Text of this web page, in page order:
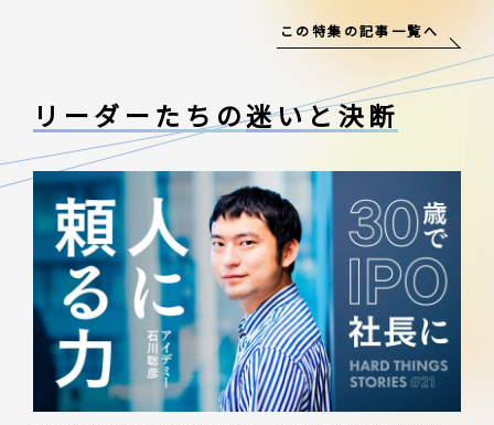
この特集の記事一覧へ
リーダーたちの迷いと決断